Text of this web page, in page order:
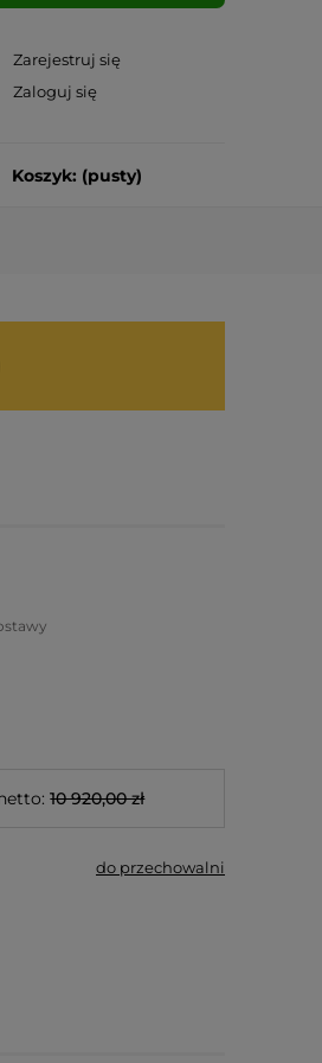
Zarejestruj się
Zaloguj się
Koszyk: (pusty)
10 920,00 zł
do przechowalni